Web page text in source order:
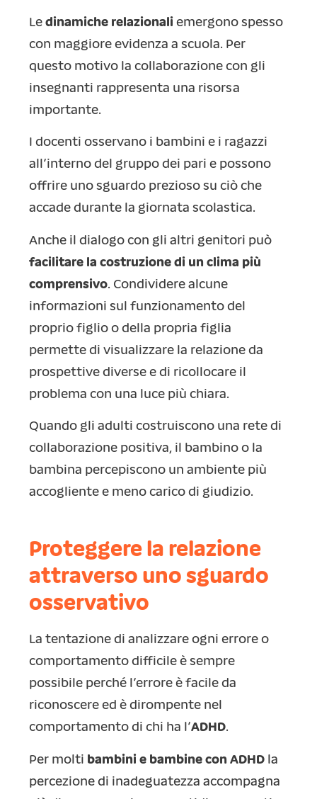
Le dinamiche relazionali emergono spesso
con maggiore evidenza a scuola. Per
questo motivo la collaborazione con gli
insegnanti rappresenta una risorsa
importante.
I docenti osservano i bambini e i ragazzi
all’interno del gruppo dei pari e possono
offrire uno sguardo prezioso su ciò che
accade durante la giornata scolastica.
Anche il dialogo con gli altri genitori può
facilitare la costruzione di un clima più
comprensivo. Condividere alcune
informazioni sul funzionamento del
proprio figlio o della propria figlia
permette di visualizzare la relazione da
prospettive diverse e di ricollocare il
problema con una luce più chiara.
Quando gli adulti costruiscono una rete di
collaborazione positiva, il bambino o la
bambina percepiscono un ambiente più
accogliente e meno carico di giudizio.
Proteggere la relazione
attraverso uno sguardo
osservativo
La tentazione di analizzare ogni errore o
comportamento difficile è sempre
possibile perché l’errore è facile da
riconoscere ed è dirompente nel
comportamento di chi ha l’ADHD.
Per molti bambini e bambine con ADHD la
percezione di inadeguatezza accompagna